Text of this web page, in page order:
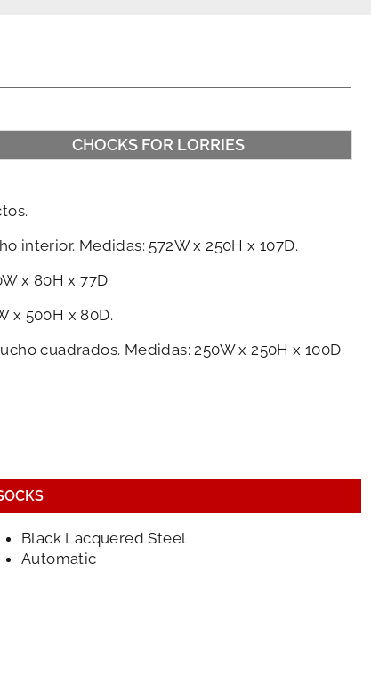
CHOCKS FOR LORRIES
interior. Medidas: 572W x 250H x 107D.
x 80H x 77D.
x 500H x 80D.
cuadrados. Medidas: 250W x 250H x 100D.
Black Lacquered Steel
Automatic